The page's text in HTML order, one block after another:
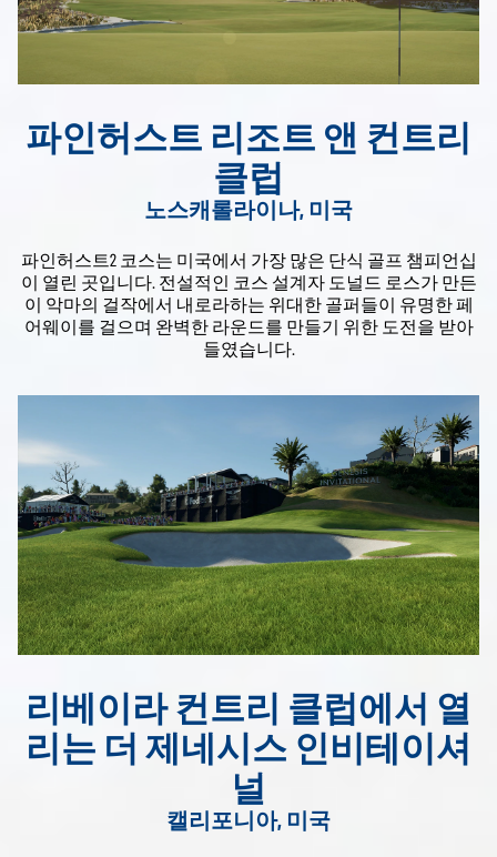
파인허스트 리조트 앤 컨트리
클럽
노스캐롤라이나, 미국
파인허스트2 코스는 미국에서 가장 많은 단식 골프 챔피언십
이 열린 곳입니다. 전설적인 코스 설계자 도널드 로스가 만든
이 악마의 걸작에서 내로라하는 위대한 골퍼들이 유명한 페
어웨이를 걸으며 완벽한 라운드를 만들기 위한 도전을 받아
들였습니다.
리베이라 컨트리 클럽에서 열
리는 더 제네시스 인비테이셔
널
캘리포니아, 미국